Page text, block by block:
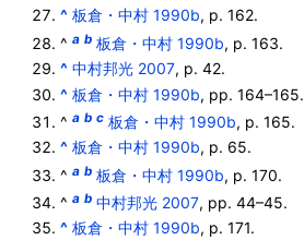
^ 板倉・中村 1990b, p. 162.
^ a b 板倉・中村 1990b, p. 163.
^ 中村邦光 2007, p. 42.
^ 板倉・中村 1990b, pp. 164–165.
^ a b c 板倉・中村 1990b, p. 165.
^ 板倉・中村 1990b, p. 65.
^ a b 板倉・中村 1990b, p. 170.
^ a b 中村邦光 2007, pp. 44–45.
^ 板倉・中村 1990b, p. 171.